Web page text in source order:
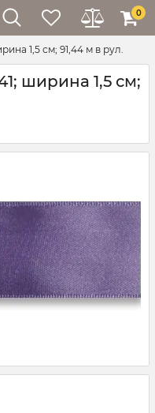
0
1,5 см; 91,44 м в рул.
ширина 1,5 см;